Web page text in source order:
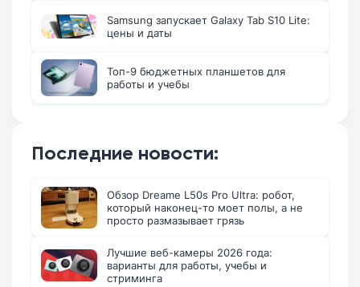
Samsung запускает Galaxy Tab S10 Lite:
цены и даты
Топ-9 бюджетных планшетов для
работы и учебы
Последние новости:
Обзор Dreame L50s Pro Ultra: робот,
который наконец-то моет полы, а не
просто размазывает грязь
Лучшие веб-камеры 2026 года:
варианты для работы, учебы и
стриминга